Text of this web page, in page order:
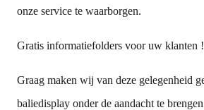
onze service te waarborgen.
Gratis informatiefolders voor uw klanten !
Graag maken wij van deze gelegenheid
baliedisplay onder de aandacht te